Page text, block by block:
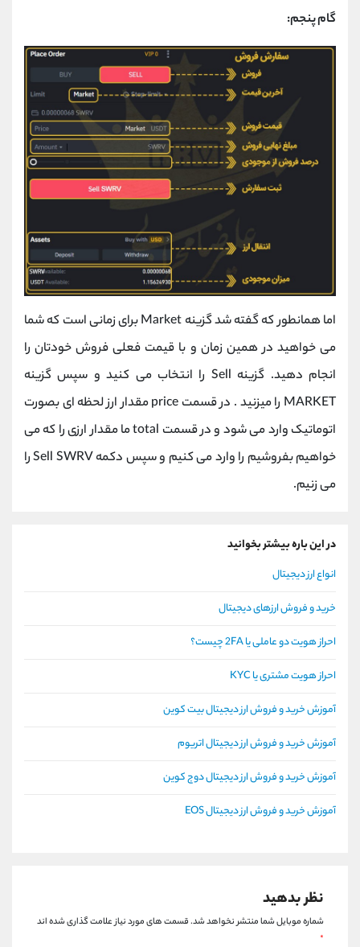
گام پنجم:
اما همانطور که گفته شد گزینه Market برای زمانی است که شما
می خواهید در همین زمان و با قیمت فعلی فروش خودتان را
انجام دهید. گزینه Sell را انتخاب می کنید و سپس گزینه
MARKET را میزنید . در قسمت price مقدار ارز لحظه ای بصورت
اتوماتیک وارد می شود و در قسمت total ما مقدار ارزی را که می
خواهیم بفروشیم را وارد می کنیم و سپس دکمه Sell SWRV را
می زنیم.
در این باره بیشتر بخوانید
انواع ارز دیجیتال
خرید و فروش ارزهای دیجیتال
احراز هویت دو عاملی یا 2FA چیست؟
احراز هویت مشتری یا KYC
آموزش خرید و فروش ارز دیجیتال بیت کوین
آموزش خرید و فروش ارز دیجیتال اتریوم
آموزش خرید و فروش ارز دیجیتال دوج کوین
آموزش خرید و فروش ارز دیجیتال EOS
نظر بدهید
شماره موبایل شما منتشر نخواهد شد.قسمت های مورد نیاز علامت گذاری شده اند
*